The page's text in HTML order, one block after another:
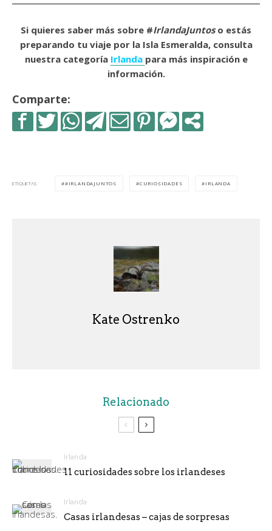
Si quieres saber más sobre #IrlandaJuntoso estás
preparando tu viaje por la Isla Esmeralda, consulta
nuestra categoría Irlanda para más inspiración e
información.
Comparte:
ETIQUETAS #IRLANDAJUNTOS CURIOSIDADES IRLANDA
Kate Ostrenko
Relacionado
Irlanda
11 curiosidades sobre los irlandeses
Irlanda
Casas irlandesas – cajas de sorpresas